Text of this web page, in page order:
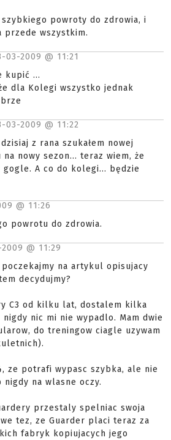
powroty do zdrowia, i
przede wszystkim.
03-2009 @ 11:21
kupić ...
dla Kolegi wszystko jednak
03-2009 @ 11:22
z rana szukałem nowej
na nowy sezon... teraz wiem, że
A co do kolegi... będzie
@ 11:26
powrotu do zdrowia.
@ 11:29
na artykul opisujacy
decydujmy?
C3 od kilku lat, dostalem kilka
nic mi nie wypadlo. Mam dwie
do treningow ciagle uzywam
ze potrafi wypasc szybka, ale nie
na wlasne oczy.
przestaly spelniac swoja
tez, ze Guarder placi teraz za
fabryk kopiujacych jego